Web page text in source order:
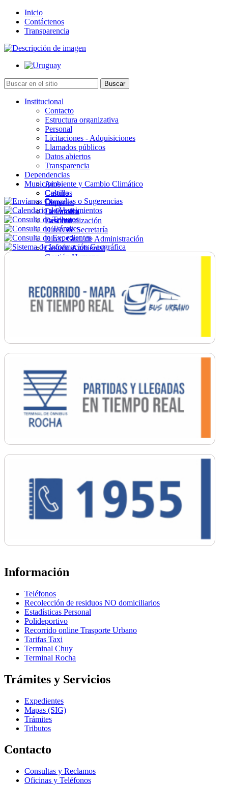
Inicio
Contáctenos
Transparencia
Institucional
Contacto
Estructura organizativa
Personal
Licitaciones - Adquisiciones
Llamados públicos
Datos abiertos
Transparencia
Dependencias
Ambiente y Cambio Climático
Cultura
Deportes
Desarrollo
Descentralización
Direc. de Secretaría
Direc. Gral. de Administración
Gestión Ambiental
Gestión Humana
Ordenamiento
Promoción Social
Salud
Secretaría General
Municipios
Castillos
Chuy
La Paloma
Lascano
Información
Teléfonos
Recolección de residuos NO domiciliarios
Estadísticas Personal
Polideportivo
Recorrido online Trasporte Urbano
Tarifas Taxi
Terminal Chuy
Terminal Rocha
Trámites y Servicios
Expedientes
Mapas (SIG)
Trámites
Tributos
Contacto
Consultas y Reclamos
Oficinas y Teléfonos